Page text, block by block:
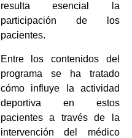
resulta esencial la
participación de los
pacientes.
Entre los contenidos del
programa se ha tratado
cómo influye la actividad
deportiva en estos
pacientes a través de la
intervención del médico